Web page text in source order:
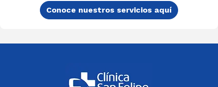
Conoce nuestros servicios aquí